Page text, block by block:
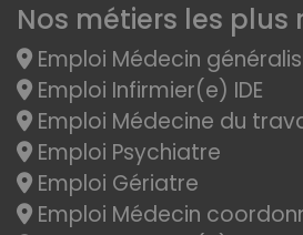
Nos métiers les plus
Emploi Médecin
Emploi Infirmier(e) IDE
Emploi Médecine du
Emploi Psychiatre
Emploi Gériatre
Emploi Médecin